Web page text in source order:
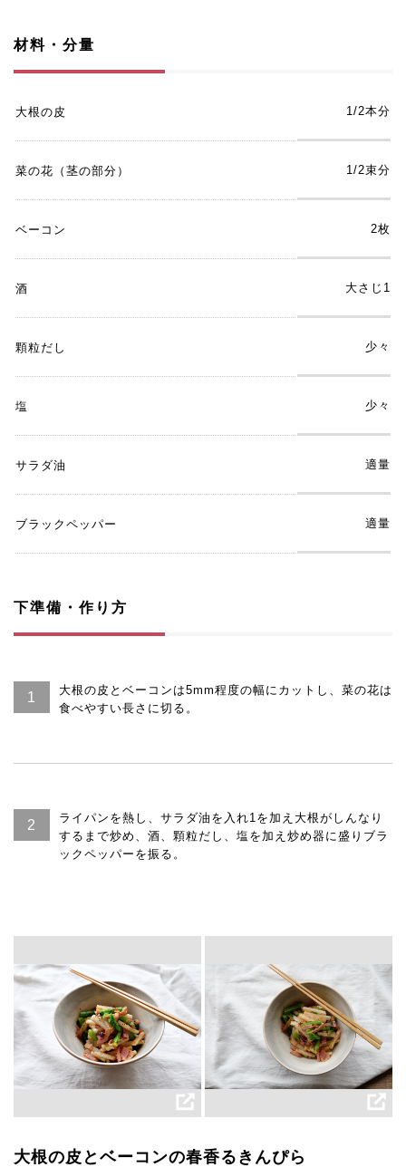
材料・分量
大根の皮 1/2本分
菜の花（茎の部分） 1/2束分
ベーコン 2枚
酒 大さじ1
顆粒だし 少々
塩 少々
サラダ油 適量
ブラックペッパー 適量
下準備・作り方
大根の皮とベーコンは5mm程度の幅にカットし、菜の花は
食べやすい長さに切る。
ライパンを熱し、サラダ油を入れ1を加え大根がしんなり
するまで炒め、酒、顆粒だし、塩を加え炒め器に盛りブラ
ックペッパーを振る。
大根の皮とベーコンの春香るきんぴら